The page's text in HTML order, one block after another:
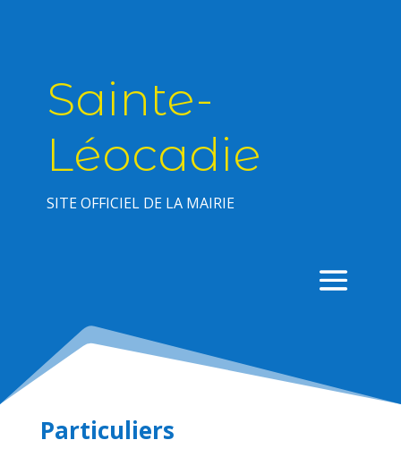
Sainte-
Léocadie
SITE OFFICIEL DE LA MAIRIE
Particuliers